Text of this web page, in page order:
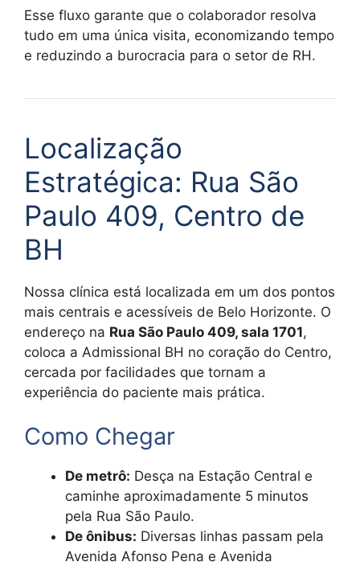
Esse fluxo garante que o colaborador resolva
tudo em uma única visita, economizando tempo
e reduzindo a burocracia para o setor de RH.
Localização
Estratégica: Rua São
Paulo 409, Centro de
BH
Nossa clínica está localizada em um dos pontos
mais centrais e acessíveis de Belo Horizonte. O
endereço na Rua São Paulo 409, sala 1701,
coloca a Admissional BH no coração do Centro,
cercada por facilidades que tornam a
experiência do paciente mais prática.
Como Chegar
De metrô: Desça na Estação Central e
caminhe aproximadamente 5 minutos
pela Rua São Paulo.
De ônibus: Diversas linhas passam pela
Avenida Afonso Pena e Avenida